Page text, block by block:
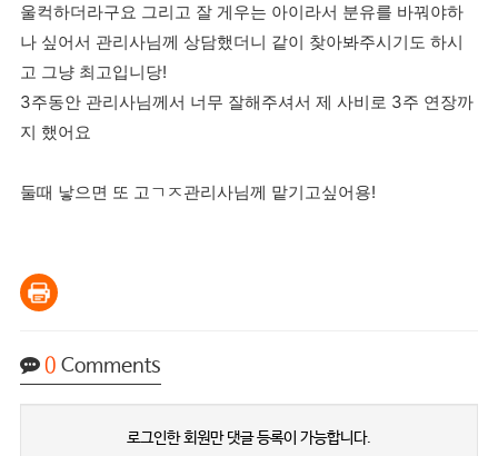
울컥하더라구요 그리고 잘 게우는 아이라서 분유를 바꿔야하
나 싶어서 관리사님께 상담했더니 같이 찾아봐주시기도 하시
고 그냥 최고입니당!
3주동안 관리사님께서 너무 잘해주셔서 제 사비로 3주 연장까
지 했어요
둘때 낳으면 또 고ㄱㅈ관리사님께 맡기고싶어용!
0 Comments
로그인한 회원만 댓글 등록이 가능합니다.